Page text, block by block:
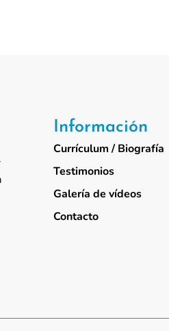
Información
Currículum / Biografía
Testimonios
Galería de vídeos
Contacto